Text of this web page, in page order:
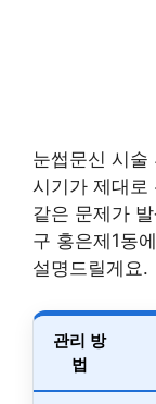
눈썹문신 시술
시기가 제대로
같은 문제가
구 홍은제1동
설명드릴게요.
관리 방
법